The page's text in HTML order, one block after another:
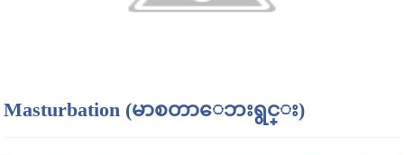
Masturbation (မာစတာေဘးရွင္း)